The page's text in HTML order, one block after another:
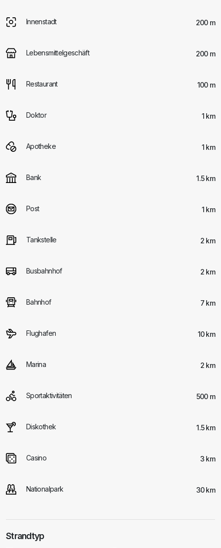
Innenstadt 200 m
Lebensmittelgeschäft 200 m
Restaurant 100 m
Doktor 1 km
Apotheke 1 km
Bank 1.5 km
Post 1 km
Tankstelle 2 km
Busbahnhof 2 km
Bahnhof 7 km
Flughafen 10 km
Marina 2 km
Sportaktivitäten 500 m
Diskothek 1.5 km
Casino 3 km
Nationalpark 30 km
Strandtyp